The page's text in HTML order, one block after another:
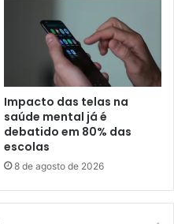
Impacto das telas na
saúde mental já é
debatido em 80% das
escolas
8 de agosto de 2026